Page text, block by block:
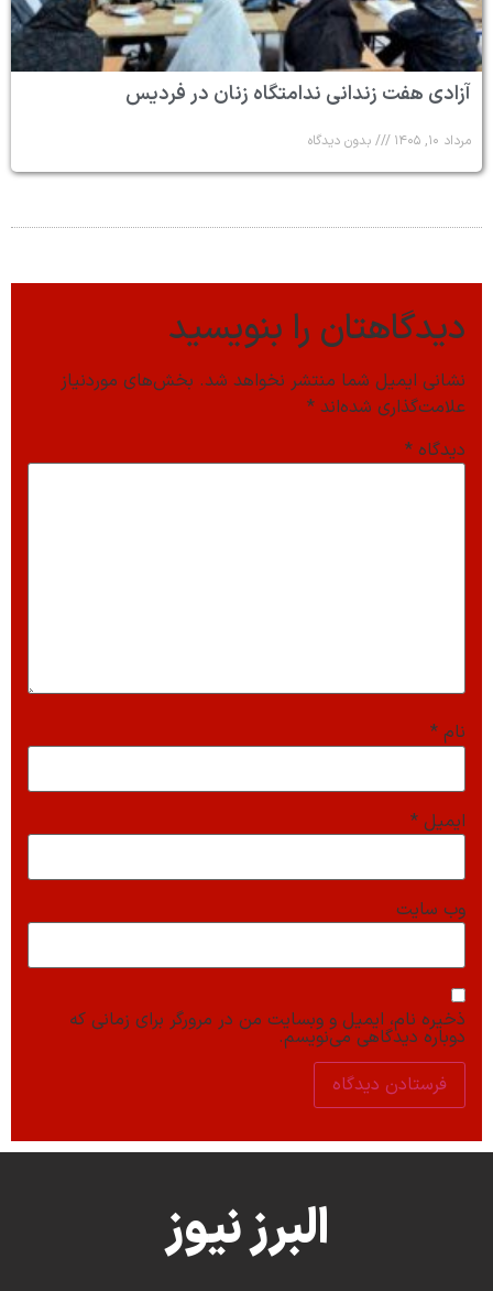
آزادی هفت زندانی ندامتگاه زنان در فردیس
مرداد ۱۰, ۱۴۰۵ بدون دیدگاه
دیدگاهتان را بنویسید
نشانی ایمیل شما منتشر نخواهد شد. بخش‌های موردنیاز
علامت‌گذاری شده‌اند *
دیدگاه *
نام *
ایمیل *
وب‌ سایت
ذخیره نام، ایمیل و وبسایت من در مرورگر برای زمانی که
دوباره دیدگاهی می‌نویسم.
البرز نیوز